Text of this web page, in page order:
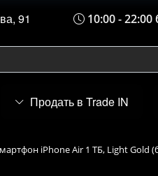
91 10:00 -
Продать в Trade IN
iPhone Air 1 ТБ, Light Gold